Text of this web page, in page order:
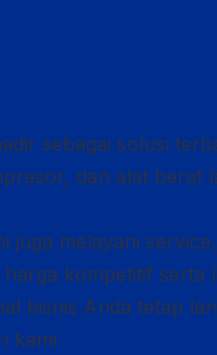
sebagai solusi
dan alat berat
juga melayani
kompetitif serta
bisnis Anda tetap
kami